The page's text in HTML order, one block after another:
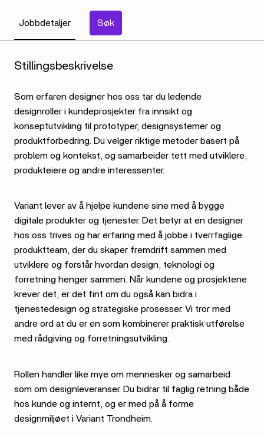
Jobbdetaljer Søk
Stillingsbeskrivelse
Som erfaren designer hos oss tar du ledende
designroller i kundeprosjekter fra innsikt og
konseptutvikling til prototyper, designsystemer og
produktforbedring. Du velger riktige metoder basert på
problem og kontekst, og samarbeider tett med utviklere,
produkteiere og andre interessenter.
Variant lever av å hjelpe kundene sine med å bygge
digitale produkter og tjenester. Det betyr at en designer
hos oss trives og har erfaring med å jobbe i tverrfaglige
produktteam, der du skaper fremdrift sammen med
utviklere og forstår hvordan design, teknologi og
forretning henger sammen. Når kundene og prosjektene
krever det, er det fint om du også kan bidra i
tjenestedesign og strategiske prosesser. Vi tror med
andre ord at du er en som kombinerer praktisk utførelse
med rådgiving og forretningsutvikling.
Rollen handler like mye om mennesker og samarbeid
som om designleveranser. Du bidrar til faglig retning både
hos kunde og internt, og er med på å forme
designmiljøet i Variant Trondheim.